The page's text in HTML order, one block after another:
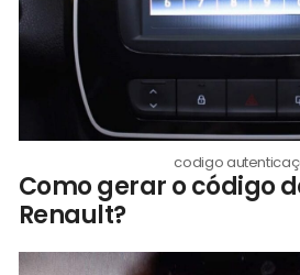
codigo
Como gerar o código
Renault?